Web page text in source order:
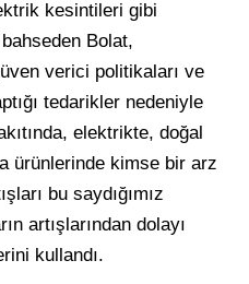
kesintileri gibi
Bolat,
verici politikaları ve
tedarikler nedeniyle
elektrikte, doğal
ürünlerinde kimse bir arz
bu saydığımız
artışlarından dolayı
kullandı.